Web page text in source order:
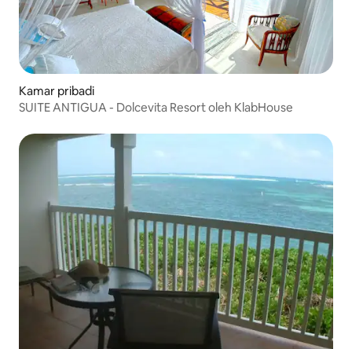
Kamar pribadi
SUITE ANTIGUA - Dolcevita Resort oleh KlabHouse